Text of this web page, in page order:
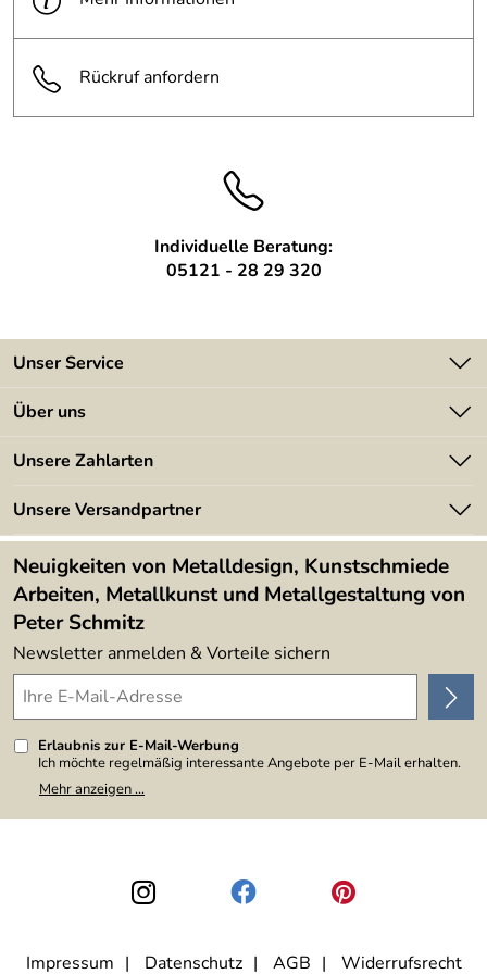
Oberfläche:
Rückruf anfordern
Individuelle Beratung:
05121 - 28 29 320
Unser Service
Kontakt
Kundeninformationen
Newsletter
Lieferbedingungen
Über uns
Angebote
Kundenbewertungen (394)
4,9/5
Unsere Zahlarten
Unsere Versandpartner
Neuigkeiten von Metalldesign, Kunstschmiede
Arbeiten, Metallkunst und Metallgestaltung von
Peter Schmitz
Newsletter anmelden & Vorteile sichern
Erlaubnis zur E-Mail-Werbung
Ich möchte regelmäßig interessante Angebote per E-Mail erhalten.
Meine E-Mail-Adresse wird nicht an andere Unternehmen
weitergegeben. Zu statistischen Zwecken wird in anonymer Form
den Link "Abmelden" am Ende des Newsletters anklicke. Die
Datenschutzerklärung
habe ich zur Kenntnis genommen.
Mehr anzeigen ...
Impressum Datenschutz AGB Widerrufsrecht